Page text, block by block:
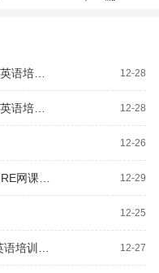
12-28
12-28
12-26
12-29
12-25
12-27